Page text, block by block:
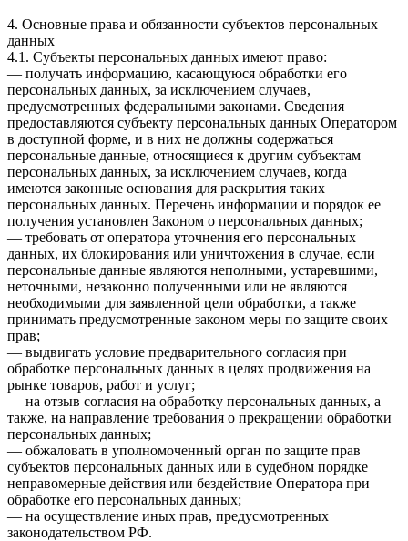
4. Основные права и обязанности субъектов персональных
данных
4.1. Субъекты персональных данных имеют право:
— получать информацию, касающуюся обработки его
персональных данных, за исключением случаев,
предусмотренных федеральными законами. Сведения
предоставляются субъекту персональных данных Оператором
в доступной форме, и в них не должны содержаться
персональные данные, относящиеся к другим субъектам
персональных данных, за исключением случаев, когда
имеются законные основания для раскрытия таких
персональных данных. Перечень информации и порядок ее
получения установлен Законом о персональных данных;
— требовать от оператора уточнения его персональных
данных, их блокирования или уничтожения в случае, если
персональные данные являются неполными, устаревшими,
неточными, незаконно полученными или не являются
необходимыми для заявленной цели обработки, а также
принимать предусмотренные законом меры по защите своих
прав;
— выдвигать условие предварительного согласия при
обработке персональных данных в целях продвижения на
рынке товаров, работ и услуг;
— на отзыв согласия на обработку персональных данных, а
также, на направление требования о прекращении обработки
персональных данных;
— обжаловать в уполномоченный орган по защите прав
субъектов персональных данных или в судебном порядке
неправомерные действия или бездействие Оператора при
обработке его персональных данных;
— на осуществление иных прав, предусмотренных
законодательством РФ.